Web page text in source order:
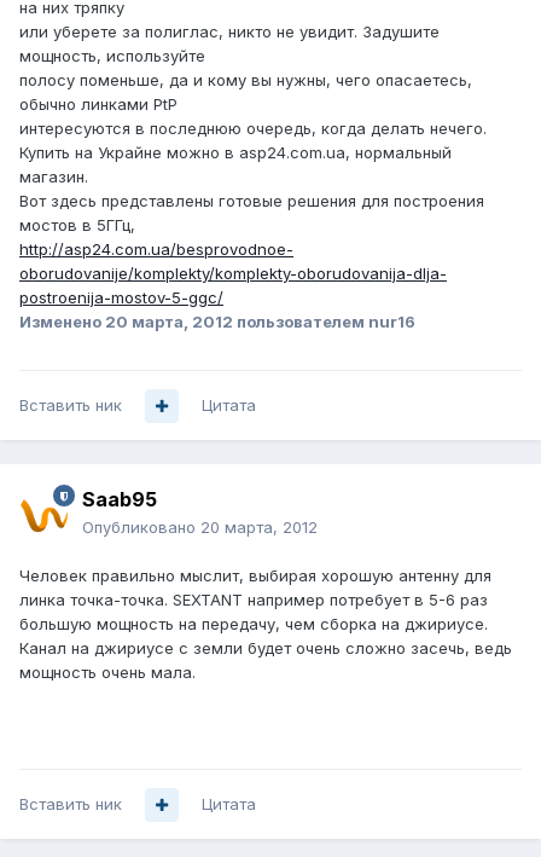
на них тряпку
или уберете за полиглас, никто не увидит. Задушите
мощность, используйте
полосу поменьше, да и кому вы нужны, чего опасаетесь,
обычно линками PtP
интересуются в последнюю очередь, когда делать нечего.
Купить на Украйне можно в asp24.com.ua, нормальный
магазин.
Вот здесь представлены готовые решения для построения
мостов в 5ГГц,
http://asp24.com.ua/besprovodnoe-
oborudovanije/komplekty/komplekty-oborudovanija-dlja-
postroenija-mostov-5-ggc/
Изменено 20 марта, 2012 пользователем nur16
Вставить ник Цитата
Saab95
Опубликовано 20 марта, 2012
Человек правильно мыслит, выбирая хорошую антенну для
линка точка-точка. SEXTANT например потребует в 5-6 раз
большую мощность на передачу, чем сборка на джириусе.
Канал на джириусе с земли будет очень сложно засечь, ведь
мощность очень мала.
Вставить ник Цитата